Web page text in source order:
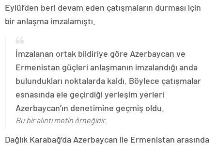
Eylül’den beri devam eden çatışmaların durması için
bir anlaşma imzalamıştı.
İmzalanan ortak bildiriye göre Azerbaycan ve
Ermenistan güçleri anlaşmanın imzalandığı anda
bulundukları noktalarda kaldı. Böylece çatışmalar
esnasında ele geçirdiği yerleşim yerleri
Azerbaycan’ın denetimine geçmiş oldu.
Bu bir alıntı metin örneğidir.
Dağlık Karabağ’da Azerbaycan ile Ermenistan arasında